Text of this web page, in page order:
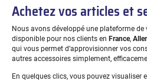
–
Achetez vos articles et
Nous avons développé une plateforme de
disponible pour nos clients en France,
qui vous permet d’approvisionner vos
autres accessoires simplement,
En quelques clics, vous pouvez visualiser